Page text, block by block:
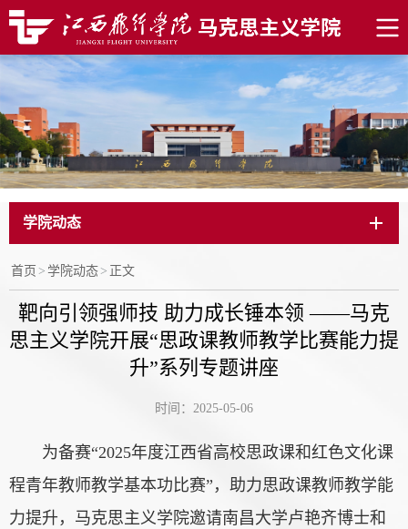
学院动态
首页 > 学院动态 > 正文
靶向引领强师技 助力成长锤本领 ——马克
思主义学院开展“思政课教师教学比赛能力提
升”系列专题讲座
时间：2025-05-06
为备赛“2025年度江西省高校思政课和红色文化课
程青年教师教学基本功比赛”，助力思政课教师教学能
力提升，马克思主义学院邀请南昌大学卢艳齐博士和